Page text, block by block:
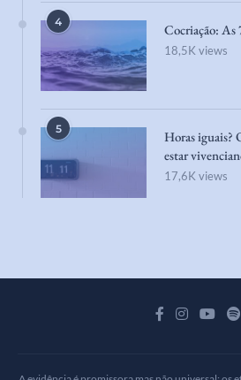
4 Cocriação: As
18,5K views
5
Horas iguais?
estar
17,6K views